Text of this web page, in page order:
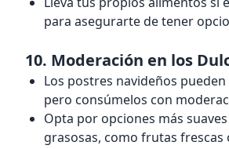
para asegurarte de tener
10. Moderación en los
Los postres navideños
pero consúmelos con
Opta por opciones más
grasosas, como frutas frescas